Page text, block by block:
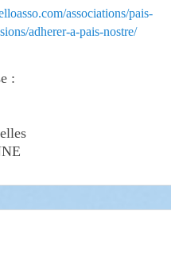
associations/pais-
adherer-a-pais-nostre/
: